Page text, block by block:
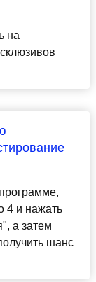
на
4 и нажать
а затем
шанс